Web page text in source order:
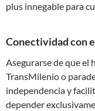
plus innegable para
Conectividad con
Asegurarse de que el
TransMilenio o
independencia y
depender